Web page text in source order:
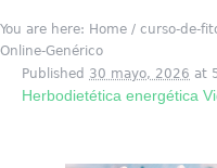
You are here: Home / curso-de-
Online-Genérico
Published 30 mayo, 2026 at
Herbodietética energética